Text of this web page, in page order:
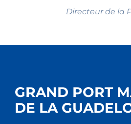
Directeur de la
GRAND PORT
DE LA